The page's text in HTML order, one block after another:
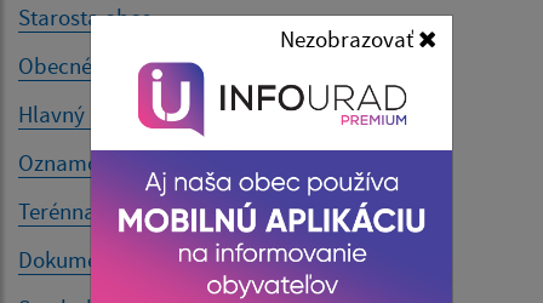
Nezobrazovať
Starosta obce
Obecné zastupiteľstvo
Hlavný kontrolór
Oznamovanie protispoločenskej činnosti
Terénna sociálna práca
Dokumenty